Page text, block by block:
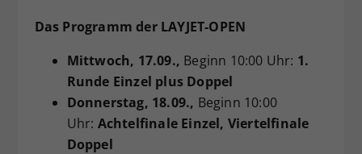
Das Programm der LAYJET-OPEN
Mittwoch, 17.09., Beginn 10:00 Uhr: 1.
Runde Einzel plus Doppel
Donnerstag, 18.09., Beginn 10:00
Uhr: Achtelfinale Einzel, Viertelfinale
Doppel